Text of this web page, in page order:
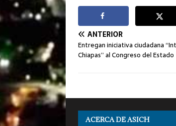
ANTERIOR
Entregan iniciativa ciudadana
Chiapas” al Congreso del Estado
ACERCA DE ASICH